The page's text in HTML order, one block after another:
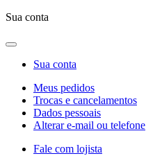
Sua conta
Sua conta
Meus pedidos
Trocas e cancelamentos
Dados pessoais
Alterar e-mail ou telefone
Fale com lojista